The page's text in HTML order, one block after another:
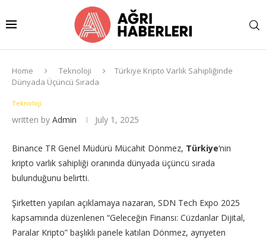
Home Teknoloji
Türkiye Kripto Varlık Sahipliğinde
Dünyada Üçüncü Sırada
Teknoloji
written by Admin July 1, 2025
Binance TR Genel Müdürü Mücahit Dönmez, Türkiye‘nin
kripto varlık sahipliği oranında dünyada üçüncü sırada
bulunduğunu belirtti.
Şirketten yapılan açıklamaya nazaran, SDN Tech Expo 2025
kapsamında düzenlenen “Geleceğin Finansı: Cüzdanlar Dijital,
Paralar Kripto” başlıklı panele katılan Dönmez, ayrıyeten